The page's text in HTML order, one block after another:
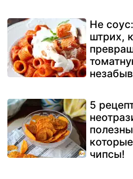
Не
штрих,
5
чипсы!